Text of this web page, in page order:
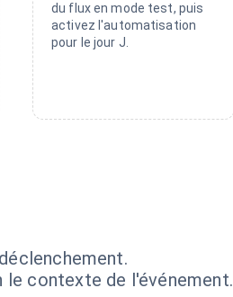
du flux en mode test, puis
activez l'automatisation
pour le jour J.
le contexte de l'événement.